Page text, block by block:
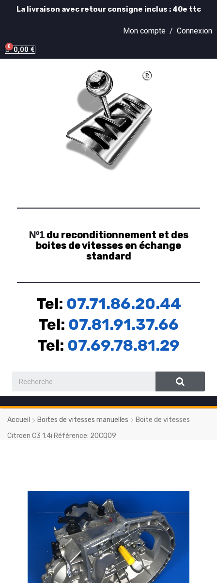
La livraison avec retour consigne inclus : 40e ttc
Mon compte / Connexion
0,00 €
Nº1du reconditionnement et des
boites de vitesses en échange
standard
Tel: 07.71.86.20.44
Tel: 07.81.91.37.66
Tel: 07.69.78.81.29
Accueil Boites de vitesses manuelles
Boite de vitesses
Citroen C3 1.4i Référence: 20CQ09